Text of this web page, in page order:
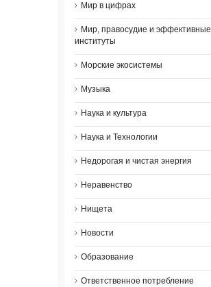
Мир в цифрах
Мир, правосудие и эффективные
институты
Морские экосистемы
Музыка
Наука и культура
Наука и Технологии
Недорогая и чистая энергия
Неравенство
Нищета
Новости
Образование
Ответственное потребление